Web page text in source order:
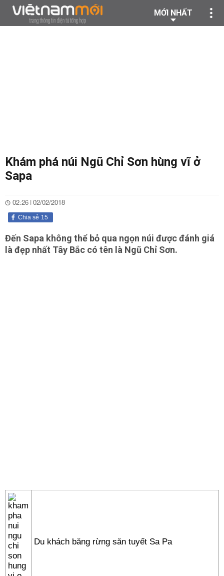
MỚI NHẤT
Khám phá núi Ngũ Chỉ Sơn hùng vĩ ở
Sapa
02:26 | 02/02/2018
15
Chia sẻ
Đến Sapa không thể bỏ qua ngọn núi được đánh giá
là đẹp nhất Tây Bắc có tên là Ngũ Chỉ Sơn.
Du khách băng rừng săn tuyết Sa Pa